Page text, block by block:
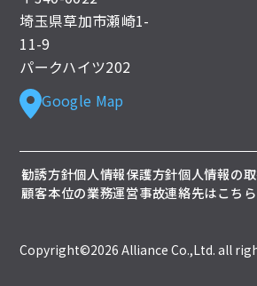
埼玉県草加市瀬崎1-
11-9
パークハイツ202
Google Map
勧誘方針個人情報保護方針個人情報の
顧客本位の業務運営事故連絡先はこち
Copyright©2026 Alliance Co.,Ltd. all